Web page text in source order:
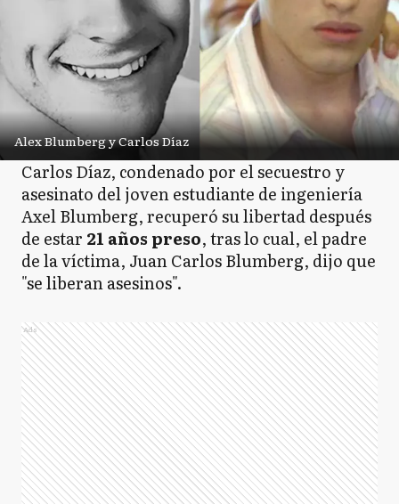
Alex Blumberg y Carlos Díaz
Carlos Díaz, condenado por el secuestro y
asesinato del joven estudiante de ingeniería
Axel Blumberg, recuperó su libertad después
de estar 21 años preso, tras lo cual, el padre
de la víctima, Juan Carlos Blumberg, dijo que
"se liberan asesinos".
Ads